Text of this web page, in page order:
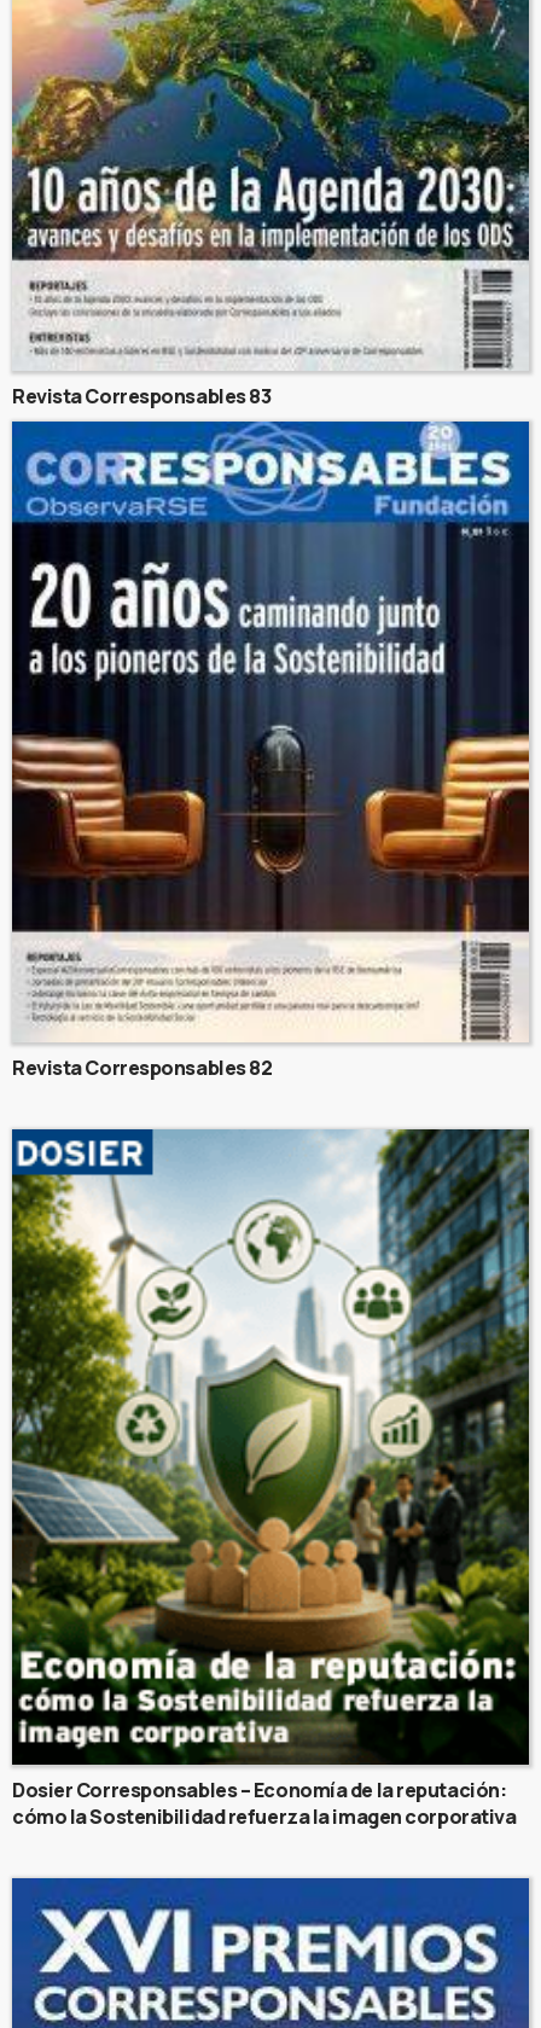
Revista Corresponsables 83
Revista Corresponsables 82
Dosier Corresponsables – Economía de la reputación:
cómo la Sostenibilidad refuerza la imagen corporativa